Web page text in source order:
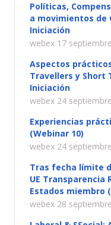
Políticas,
a movimientos de
Iniciación
webex 17
Aspectos
Travellers y Short
Iniciación
webex 24
Experiencias
(Webinar 10)
webex 24
Tras fecha límite
UE Transparencia
Estados miembro
webex 28